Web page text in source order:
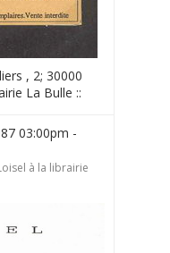
, 2; 30000
La Bulle ::
03:00pm -
à la librairie